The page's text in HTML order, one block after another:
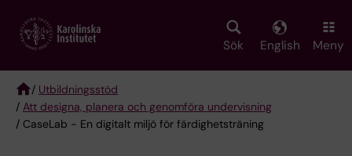
main
Sök English Meny
Breadcrumb
/ Utbildningsstöd
/ Att designa, planera och genomföra undervisning
/ CaseLab - En digitalt miljö för färdighetsträning